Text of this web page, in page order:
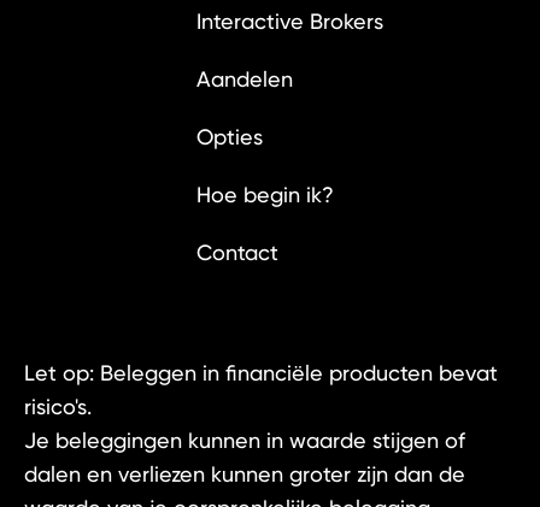
Interactive Brokers
Aandelen
Opties
Hoe begin ik?
Contact
Let op: Beleggen in financiële producten bevat
risico's.
Je beleggingen kunnen in waarde stijgen of
dalen en verliezen kunnen groter zijn dan de